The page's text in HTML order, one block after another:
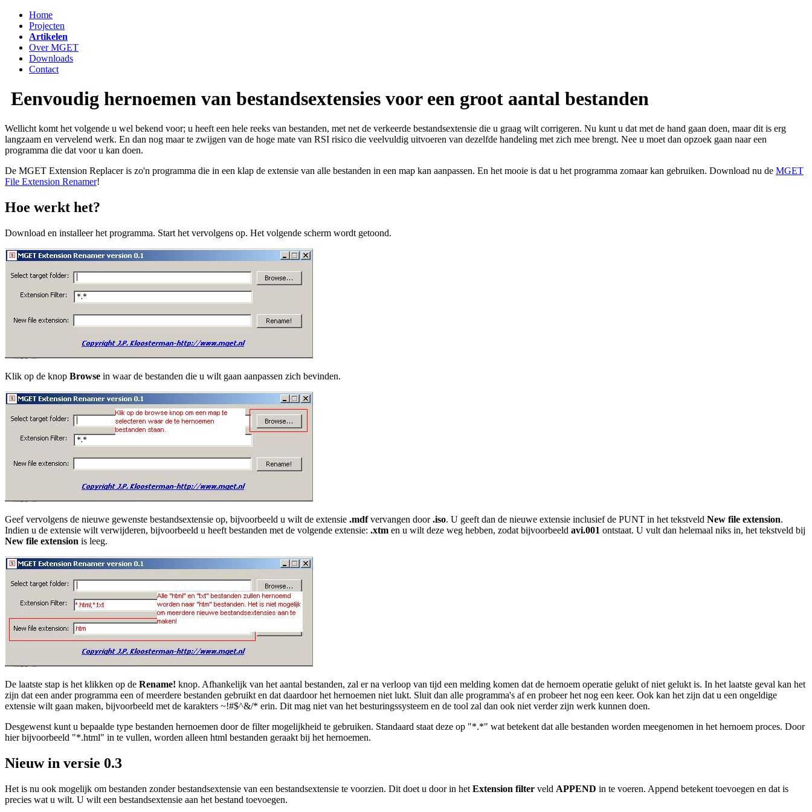
Home
Projecten
Artikelen
Over MGET
Downloads
Contact
Eenvoudig hernoemen van bestandsextensies voor een groot aantal bestanden
Wellicht komt het volgende u wel bekend voor; u heeft een hele reeks van bestanden, met net de verkeerde bestandsextensie die u graag wilt corrigeren. Nu kunt u dat met de hand gaan doen, maar dit is erg
langzaam en vervelend werk. En dan nog maar te zwijgen van de hoge mate van RSI risico die veelvuldig uitvoeren van dezelfde handeling met zich mee brengt. Nee u moet dan opzoek gaan naar een
programma die dat voor u kan doen.
De MGET Extension Replacer is zo'n programma die in een klap de extensie van alle bestanden in een map kan aanpassen. En het mooie is dat u het programma zomaar kan gebruiken. Download nu de MGET
File Extension Renamer!
Hoe werkt het?
Download en installeer het programma. Start het vervolgens op. Het volgende scherm wordt getoond.
Klik op de knop Browse in waar de bestanden die u wilt gaan aanpassen zich bevinden.
Geef vervolgens de nieuwe gewenste bestandsextensie op, bijvoorbeeld u wilt de extensie .mdfvervangen door.iso. U geeft dan de nieuwe extensie inclusief de PUNT in het tekstveld New file extension.
Indien u de extensie wilt verwijderen, bijvoorbeeld u heeft bestanden met de volgende extensie: .xtm en u wilt deze weg hebben, zodat bijvoorbeeld avi.001 ontstaat. U vult dan helemaal niks in, het tekstveld bij
New file extension is leeg.
De laatste stap is het klikken op de Rename! knop. Afhankelijk van het aantal bestanden, zal er na verloop van tijd een melding komen dat de hernoem operatie gelukt of niet gelukt is. In het laatste geval kan het
zijn dat een ander programma een of meerdere bestanden gebruikt en dat daardoor het hernoemen niet lukt. Sluit dan alle programma's af en probeer het nog een keer. Ook kan het zijn dat u een ongeldige
extensie wilt gaan maken, bijvoorbeeld met de karakters ~!#$^&/* erin. Dit mag niet van het besturingssysteem en de tool zal dan ook niet verder zijn werk kunnen doen.
Desgewenst kunt u bepaalde type bestanden hernoemen door de filter mogelijkheid te gebruiken. Standaard staat deze op "*.*" wat betekent dat alle bestanden worden meegenomen in het hernoem proces. Door
hier bijvoorbeeld "*.html" in te vullen, worden alleen html bestanden geraakt bij het hernoemen.
Nieuw in versie 0.3
Het is nu ook mogelijk om bestanden zonder bestandsextensie van een bestandsextensie te voorzien. Dit doet u door in het Extension filter veld APPEND in te voeren. Append betekent toevoegen en dat is
precies wat u wilt. U wilt een bestandsextensie aan het bestand toevoegen.